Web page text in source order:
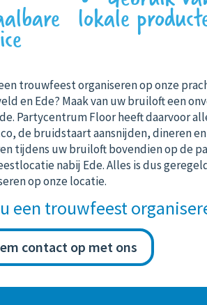
lokale
trouwfeest organiseren op onze
en Ede? Maak van uw bruiloft een
Partycentrum Floor heeft daarvoor
de bruidstaart aansnijden, dineren
tijdens uw bruiloft bovendien op de
nabij Ede. Alles is dus
op onze locatie.
een trouwfeest
contact op met ons